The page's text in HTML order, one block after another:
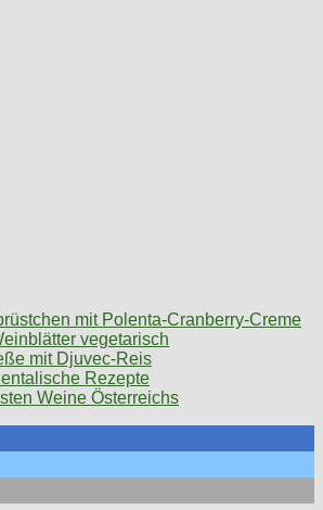
mit Polenta-Cranberry-Creme
vegetarisch
mit Djuvec-Reis
Rezepte
Weine Österreichs